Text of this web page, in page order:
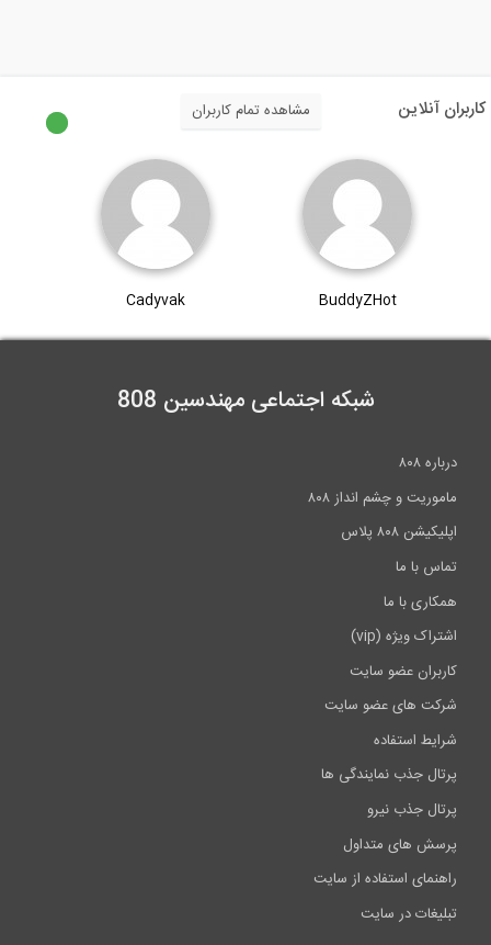
جابجایی عرشه پل فوق تحت بار زلزله در...
تنش فون میسز چیست؟ (ترجمه و دوبله...
کاربران آنلاین مشاهده تمام کاربران
BuddyZHot
Cadyvak
شبکه اجتماعی مهندسین 808
درباره ۸۰۸
ماموریت و چشم انداز ۸۰۸
اپلیکیشن ۸۰۸ پلاس
تماس با ما
همکاری با ما
اشتراک ویژه (vip)
کاربران عضو سایت
شرکت های عضو سایت
شرایط استفاده
پرتال جذب نمایندگی ها
پرتال جذب نیرو
پرسش های متداول
راهنمای استفاده از سایت
تبلیغات در سایت